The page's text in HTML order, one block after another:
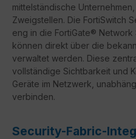
mittelständische
Zweigstellen. Die FortiSwitch
eng in die FortiGate®
können direkt über die
verwaltet werden. Diese
vollständige Sichtbarkeit und
Geräte im Netzwerk,
verbinden.
Security-Fabric-